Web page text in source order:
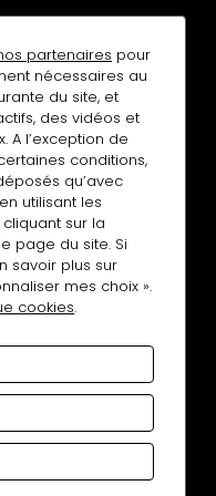
d'espace
Nous rejoindre
partenaires pour
nécessaires au
du site, et
des vidéos et
A l’exception de
conditions,
qu’avec
utilisant les
sur la
page du site. Si
savoir plus sur
mes choix ».
cookies.